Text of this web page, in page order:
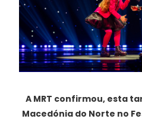
A MRT confirmou, esta
Macedónia do Norte no